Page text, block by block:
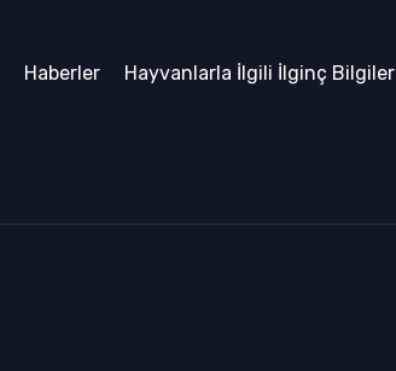
Haberler Hayvanlarla İlgili İlginç Bilgiler